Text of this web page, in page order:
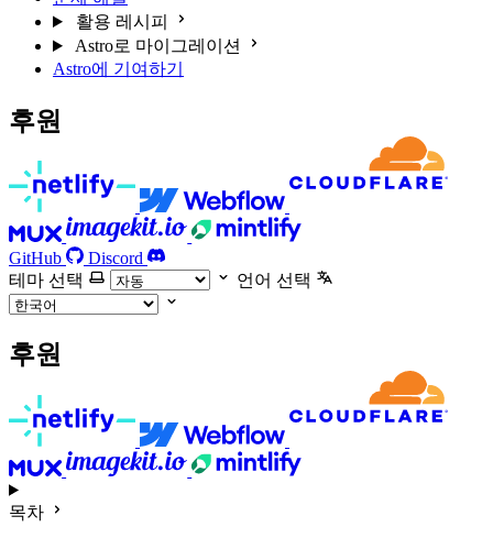
활용 레시피
Astro로 마이그레이션
Astro에 기여하기
후원
GitHub
Discord
테마 선택
언어 선택
후원
목차